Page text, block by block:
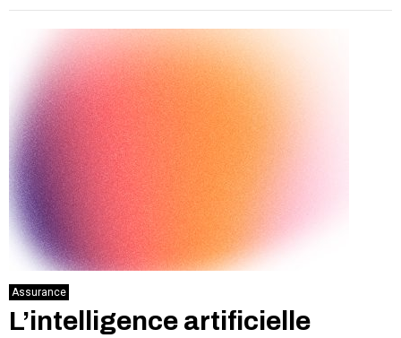
Assurance
L’intelligence artificielle